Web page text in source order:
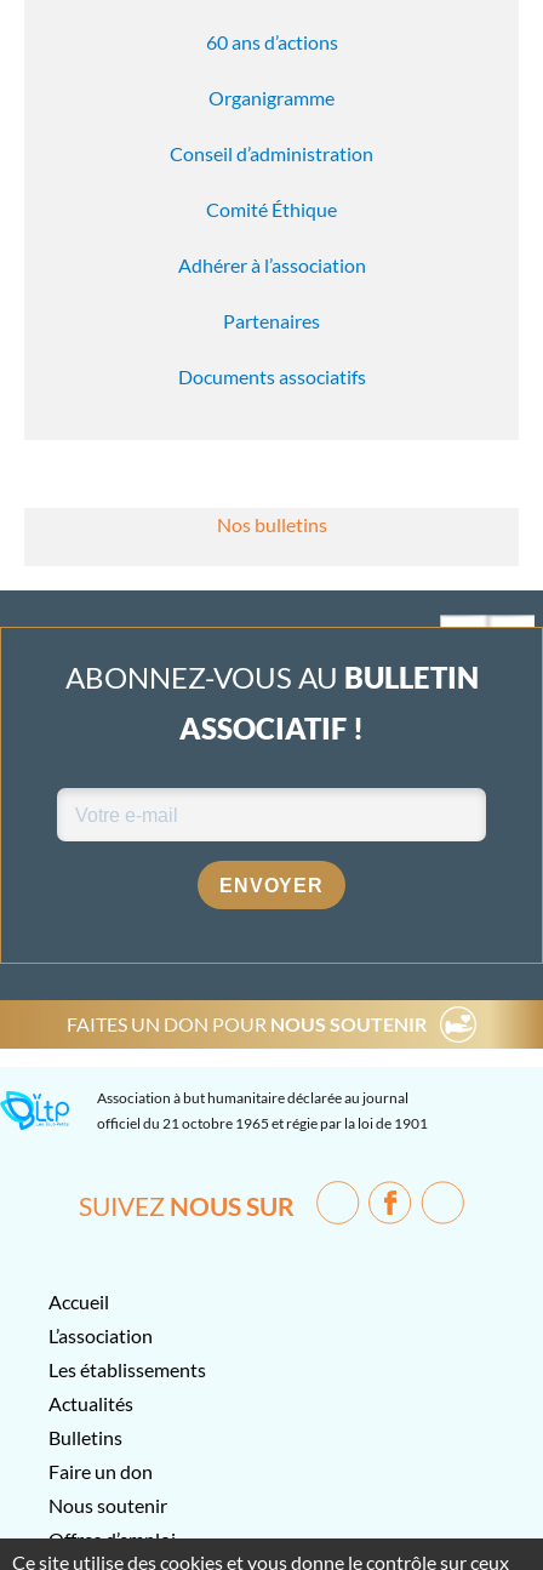
60 ans d’actions
Organigramme
Conseil d’administration
Comité Éthique
Adhérer à l’association
Partenaires
Documents associatifs
Nos bulletins
ABONNEZ-VOUS AU BULLETIN
ASSOCIATIF !
ENVOYER
FAITES UN DON POUR NOUS SOUTENIR
Association à but humanitaire déclarée au journal
officiel du 21 octobre 1965 et régie par la loi de 1901
SUIVEZ NOUS SUR
Accueil
L’association
Les établissements
Actualités
Bulletins
Faire un don
Nous soutenir
Offres d’emploi
Ce site utilise des cookies et vous donne le contrôle sur ceux